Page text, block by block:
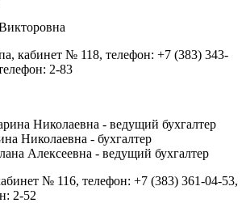
кабинет № 118, телефон: +7 (383) 343-
2-83
Николаевна - ведущий бухгалтер
Николаевна - бухгалтер
Алексеевна - ведущий бухгалтер
№ 116, телефон: +7 (383) 361-04-53,
2-52